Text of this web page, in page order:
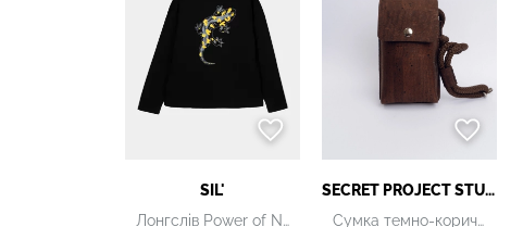
SIL'
Лонгслів Power of Nature чорний
SECRET PROJECT STUDIO
Сумка темно-коричнева